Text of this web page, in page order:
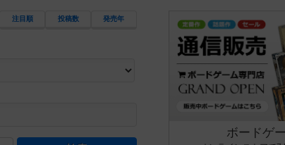
注目順 投稿数 発売年
ます。
間を指定することができます。マニュアルを読む時間や参加者へのルール説
ゲームシステムを理解できるよう、中世ファンタジー・クッキング・海賊同
るコアシステムです。主にボードゲームに慣れている方向けの絞込機能です
ボードゲ